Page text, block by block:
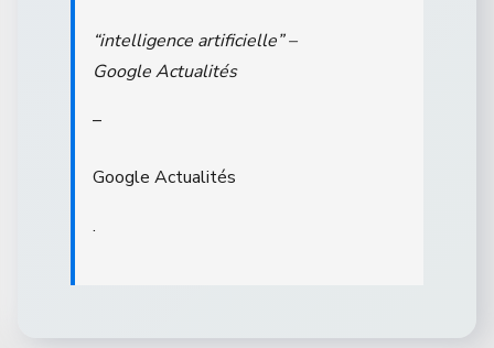
“intelligence artificielle” –
Google Actualités
–
Google Actualités
.